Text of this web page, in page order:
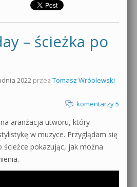
– ścieżka po
2022 przez Tomasz Wróblewski
komentarzy 5
aranżacja utworu, który
w muzyce. Przyglądam się
ścieżce pokazując, jak można